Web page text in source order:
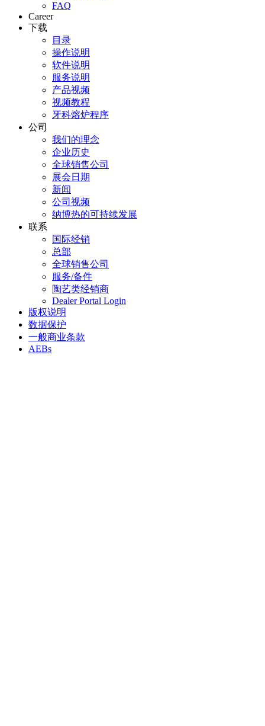
FAQ
Career
下载
目录
操作说明
软件说明
服务说明
产品视频
视频教程
牙科熔炉程序
公司
我们的理念
企业历史
全球销售公司
展会日期
新闻
公司视频
纳博热的可持续发展
联系
国际经销
总部
全球销售公司
服务/备件
陶艺类经销商
Dealer Portal Login
版权说明
数据保护
一般商业条款
AEBs